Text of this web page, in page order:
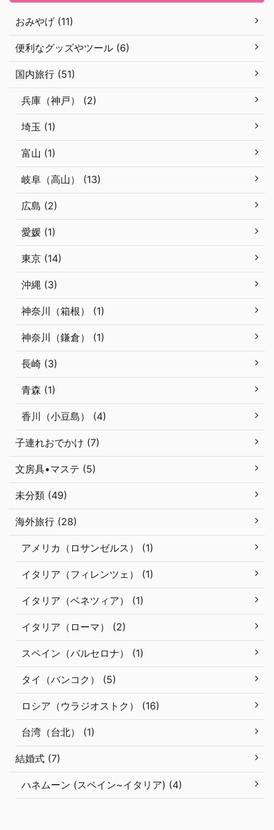
おみやげ (11)
便利なグッズやツール (6)
国内旅行 (51)
兵庫（神戸） (2)
埼玉 (1)
富山 (1)
岐阜（高山） (13)
広島 (2)
愛媛 (1)
東京 (14)
沖縄 (3)
神奈川（箱根） (1)
神奈川（鎌倉） (1)
長崎 (3)
青森 (1)
香川（小豆島） (4)
子連れおでかけ (7)
文房具•マステ (5)
未分類 (49)
海外旅行 (28)
アメリカ（ロサンゼルス） (1)
イタリア（フィレンツェ） (1)
イタリア（ベネツィア） (1)
イタリア（ローマ） (2)
スペイン（バルセロナ） (1)
タイ（バンコク） (5)
ロシア（ウラジオストク） (16)
台湾（台北） (1)
結婚式 (7)
ハネムーン (スペイン~イタリア) (4)